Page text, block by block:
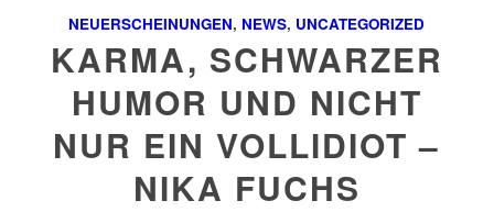
NEUERSCHEINUNGEN, NEWS, UNCATEGORIZED
KARMA, SCHWARZER
HUMOR UND NICHT
NUR EIN VOLLIDIOT –
NIKA FUCHS